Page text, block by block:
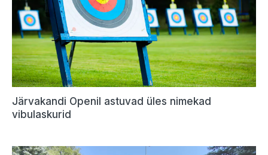
Järvakandi Openil astuvad üles nimekad
vibulaskurid